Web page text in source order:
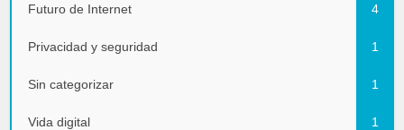
Futuro de Internet 4
Privacidad y seguridad 1
Sin categorizar 1
Vida digital 1